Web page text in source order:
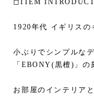
1920年代 イギリスの
小ぶりでシンプルな
「EBONY(黒檀)」の
お部屋のインテリア